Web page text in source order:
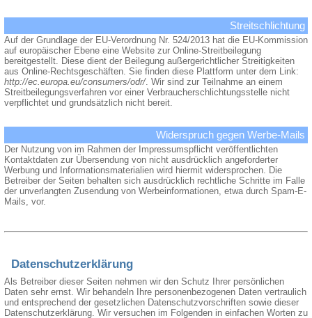
Streitschlichtung
Auf der Grundlage der EU-Verordnung Nr. 524/2013 hat die EU-Kommission
auf europäischer Ebene eine Website zur Online-Streitbeilegung
bereitgestellt. Diese dient der Beilegung außergerichtlicher Streitigkeiten
aus Online-Rechtsgeschäften. Sie finden diese Plattform unter dem Link:
http://ec.europa.eu/consumers/odr/. Wir sind zur Teilnahme an einem
Streitbeilegungsverfahren vor einer Verbraucherschlichtungsstelle nicht
verpflichtet und grundsätzlich nicht bereit.
Widerspruch gegen Werbe-Mails
Der Nutzung von im Rahmen der Impressumspflicht veröffentlichten
Kontaktdaten zur Übersendung von nicht ausdrücklich angeforderter
Werbung und Informationsmaterialien wird hiermit widersprochen. Die
Betreiber der Seiten behalten sich ausdrücklich rechtliche Schritte im Falle
der unverlangten Zusendung von Werbeinformationen, etwa durch Spam-E-
Mails, vor.
Datenschutzerklärung
Als Betreiber dieser Seiten nehmen wir den Schutz Ihrer persönlichen
Daten sehr ernst. Wir behandeln Ihre personenbezogenen Daten vertraulich
und entsprechend der gesetzlichen Datenschutzvorschriften sowie dieser
Datenschutzerklärung. Wir versuchen im Folgenden in einfachen Worten zu